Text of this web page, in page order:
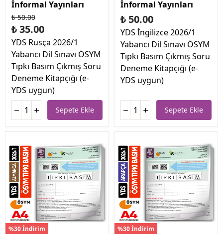
İnformal Yayınları
₺ 50.00
₺ 35.00
YDS Rusça 2026/1
Yabancı Dil Sınavı ÖSYM
Tıpkı Basım Çıkmış Soru
Deneme Kitapçığı (e-
YDS uygun)
Sepete Ekle
İnformal Yayınları
₺ 50.00
YDS İngilizce 2026/1
Yabancı Dil Sınavı ÖSYM
Tıpkı Basım Çıkmış Soru
Deneme Kitapçığı (e-
YDS uygun)
Sepete Ekle
%30 İndirim %30 İndirim